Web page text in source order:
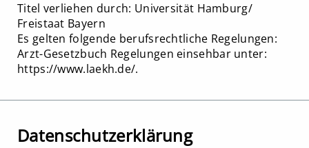
Titel verliehen durch: Universität Hamburg/
Freistaat Bayern
Es gelten folgende berufsrechtliche Regelungen:
Arzt-Gesetzbuch Regelungen einsehbar unter:
https://www.laekh.de/.
Datenschutzerklärung